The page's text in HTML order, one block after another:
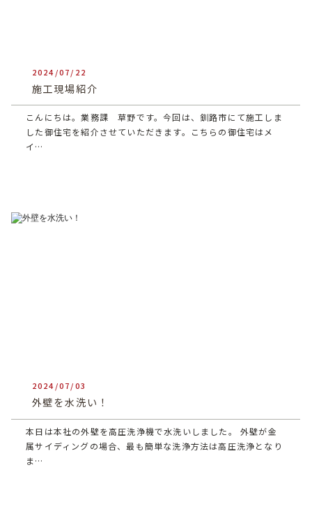
2024/07/22
施工現場紹介
こんにちは。業務課 草野です。今回は、釧路市にて施工しま
した御住宅を紹介させていただきます。こちらの御住宅はメ
イ…
2024/07/03
外壁を水洗い！
本日は本社の外壁を高圧洗浄機で水洗いしました。 外壁が金
属サイディングの場合、最も簡単な洗浄方法は高圧洗浄となり
ま…